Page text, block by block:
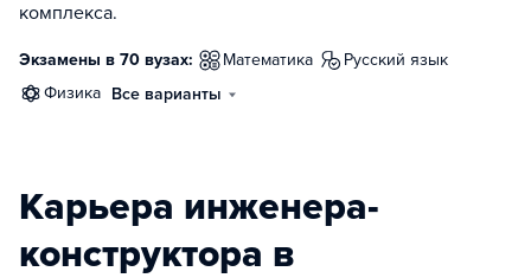
комплекса.
Экзамены в 70 вузах: математика
русский язык
физика Все варианты
Карьера инженера-
конструктора в